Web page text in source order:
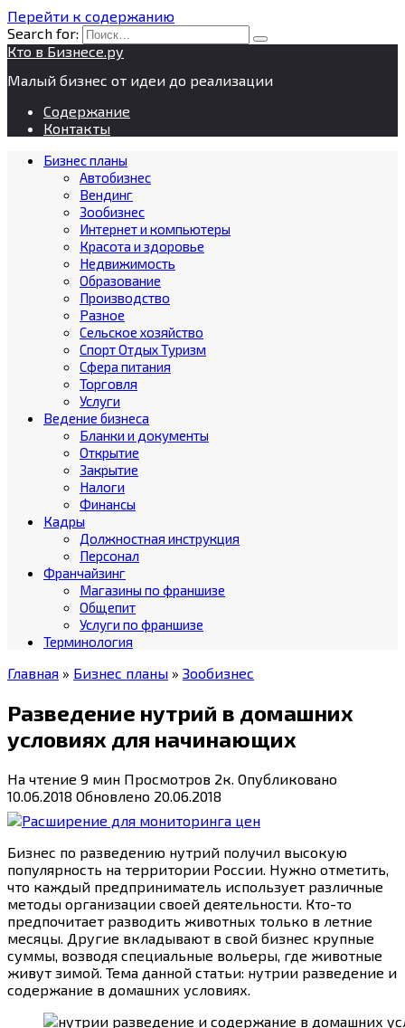
Перейти к содержанию
Search for:
Кто в Бизнесе.ру
Малый бизнес от идеи до реализации
Содержание
Контакты
Бизнес планы
Автобизнес
Вендинг
Зообизнес
Интернет и компьютеры
Красота и здоровье
Недвижимость
Образование
Производство
Разное
Сельское хозяйство
Спорт Отдых Туризм
Сфера питания
Торговля
Услуги
Ведение бизнеса
Бланки и документы
Открытие
Закрытие
Налоги
Финансы
Кадры
Должностная инструкция
Персонал
Франчайзинг
Магазины по франшизе
Общепит
Услуги по франшизе
Терминология
Главная » Бизнес планы » Зообизнес
Разведение нутрий в домашних
условиях для начинающих
На чтение 9 мин Просмотров 2к. Опубликовано
10.06.2018 Обновлено 20.06.2018
Бизнес по разведению нутрий получил высокую
популярность на территории России. Нужно отметить,
что каждый предприниматель использует различные
методы организации своей деятельности. Кто-то
предпочитает разводить животных только в летние
месяцы. Другие вкладывают в свой бизнес крупные
суммы, возводя специальные вольеры, где животные
живут зимой. Тема данной статьи: нутрии разведение и
содержание в домашних условиях.